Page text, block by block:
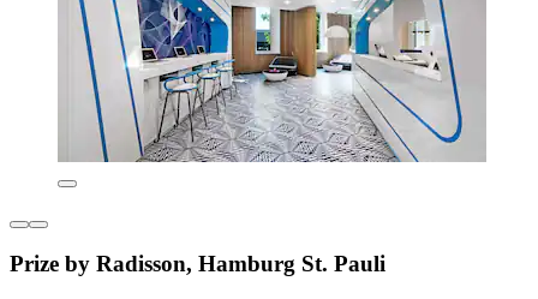
Prize by Radisson, Hamburg St. Pauli